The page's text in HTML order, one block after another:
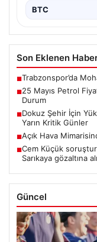
BTC
Son Eklenen
■Trabzonspor’da
■25 Mayıs Petrol
Durum
■Dokuz Şehir İçin
Yarın Kritik Günler
■Açık Hava
■Cem Küçük
Sarıkaya gözaltına
Güncel